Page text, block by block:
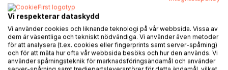
Lägg till i kom-ihåglista
Recensera titel
Vi respekterar dataskydd
Vi använder cookies och liknande teknologi på vår webbsida. Vissa av
dem är väsentliga och tekniskt nödvändiga. Vi använder även metoder
för att analysera (t.ex. cookies eller fingerprints samt server-spårning)
och för att mäta hur ofta vår webbsida besöks och hur den används. Vi
använder spårningsteknik för marknadsföringsändamål och använder